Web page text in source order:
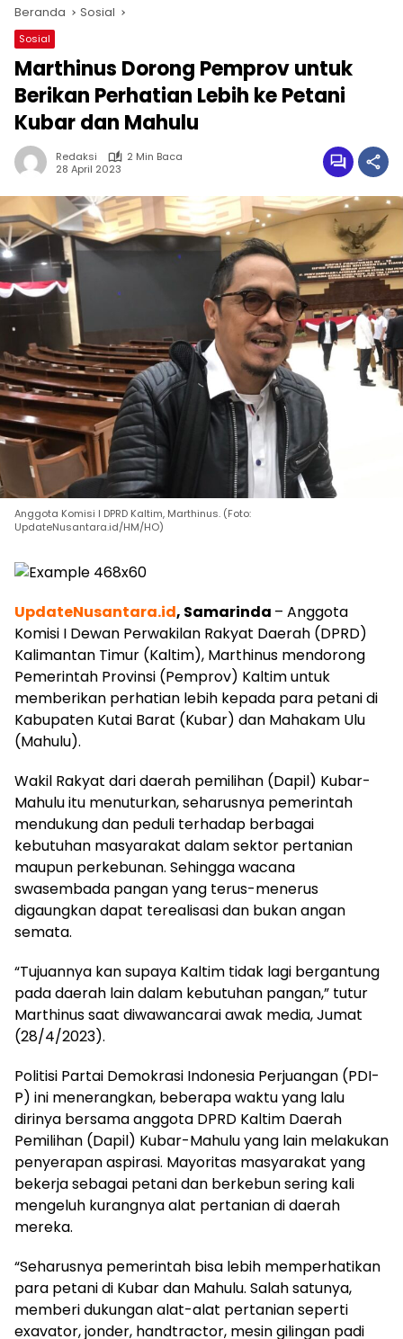
Beranda Sosial
Sosial
Marthinus Dorong Pemprov untuk
Berikan Perhatian Lebih ke Petani
Kubar dan Mahulu
Redaksi
2 Min Baca
28 April 2023
Anggota Komisi I DPRD Kaltim, Marthinus. (Foto:
UpdateNusantara.id/HM/HO)
UpdateNusantara.id, Samarinda – Anggota
Komisi I Dewan Perwakilan Rakyat Daerah (DPRD)
Kalimantan Timur (Kaltim), Marthinus mendorong
Pemerintah Provinsi (Pemprov) Kaltim untuk
memberikan perhatian lebih kepada para petani di
Kabupaten Kutai Barat (Kubar) dan Mahakam Ulu
(Mahulu).
Wakil Rakyat dari daerah pemilihan (Dapil) Kubar-
Mahulu itu menuturkan, seharusnya pemerintah
mendukung dan peduli terhadap berbagai
kebutuhan masyarakat dalam sektor pertanian
maupun perkebunan. Sehingga wacana
swasembada pangan yang terus-menerus
digaungkan dapat terealisasi dan bukan angan
semata.
“Tujuannya kan supaya Kaltim tidak lagi bergantung
pada daerah lain dalam kebutuhan pangan,” tutur
Marthinus saat diwawancarai awak media, Jumat
(28/4/2023).
Politisi Partai Demokrasi Indonesia Perjuangan (PDI-
P) ini menerangkan, beberapa waktu yang lalu
dirinya bersama anggota DPRD Kaltim Daerah
Pemilihan (Dapil) Kubar-Mahulu yang lain melakukan
penyerapan aspirasi. Mayoritas masyarakat yang
bekerja sebagai petani dan berkebun sering kali
mengeluh kurangnya alat pertanian di daerah
mereka.
“Seharusnya pemerintah bisa lebih memperhatikan
para petani di Kubar dan Mahulu. Salah satunya,
memberi dukungan alat-alat pertanian seperti
exavator, jonder, handtractor, mesin gilingan padi